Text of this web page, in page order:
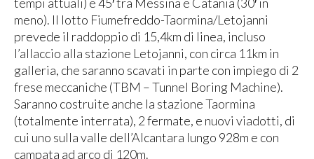
meno). Il lotto Fiumefreddo-Taormina/Letojanni
prevede il raddoppio di 15,4km di linea, incluso
l’allaccio alla stazione Letojanni, con circa 11km in
galleria, che saranno scavati in parte con impiego di 2
frese meccaniche (TBM – Tunnel Boring Machine).
Saranno costruite anche la stazione Taormina
(totalmente interrata), 2 fermate, e nuovi viadotti, di
cui uno sulla valle dell’Alcantara lungo 928m e con
campata ad arco di 120m.